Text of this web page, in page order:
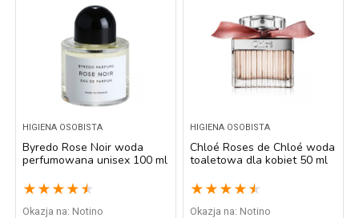
HIGIENA OSOBISTA
Byredo Rose Noir woda
perfumowana unisex 100 ml
★ ★ ★ ★ ★
Okazja na: Notino
HIGIENA OSOBISTA
Chloé Roses de Chloé woda
toaletowa dla kobiet 50 ml
★ ★ ★ ★ ★
Okazja na: Notino